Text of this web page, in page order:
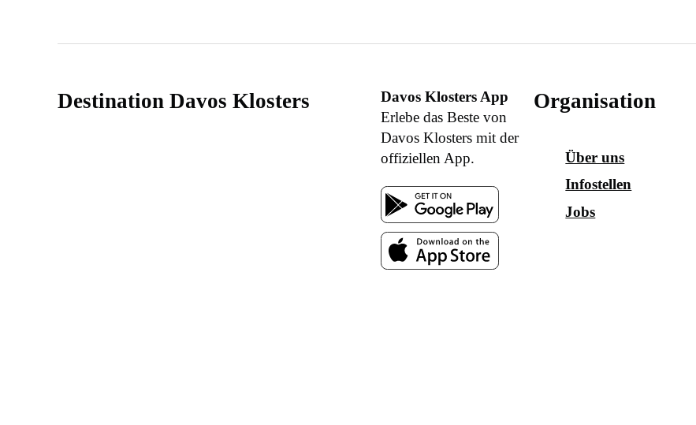
Destination Davos Klosters
Davos Klosters App
Erlebe das Beste von
Davos Klosters mit der
offiziellen App.
Organisation
Über uns
Infostellen
Jobs